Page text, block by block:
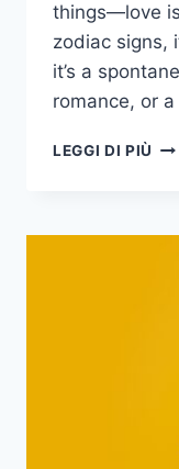
things—love
zodiac signs,
it’s a
romance, or
LEGGI DI PIÙ 7